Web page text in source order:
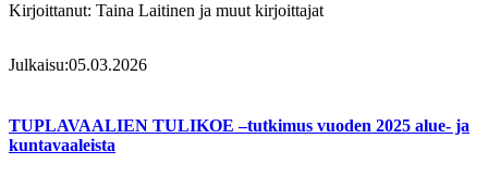
Kirjoittanut: Taina Laitinen ja muut kirjoittajat
Julkaisu:05.03.2026
TUPLAVAALIEN TULIKOE –tutkimus vuoden 2025 alue- ja
kuntavaaleista